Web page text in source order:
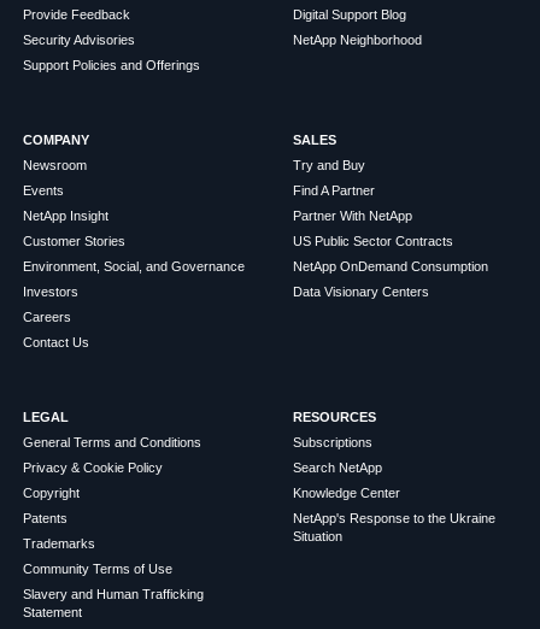
Provide Feedback
Security Advisories
Support Policies and Offerings
Digital Support Blog
NetApp Neighborhood
COMPANY
Newsroom
Events
NetApp Insight
Customer Stories
Environment, Social, and Governance
Investors
Careers
Contact Us
SALES
Try and Buy
Find A Partner
Partner With NetApp
US Public Sector Contracts
NetApp OnDemand Consumption
Data Visionary Centers
LEGAL
General Terms and Conditions
Privacy & Cookie Policy
Copyright
Patents
Trademarks
Community Terms of Use
Slavery and Human Trafficking
Statement
RESOURCES
Subscriptions
Search NetApp
Knowledge Center
NetApp's Response to the Ukraine
Situation